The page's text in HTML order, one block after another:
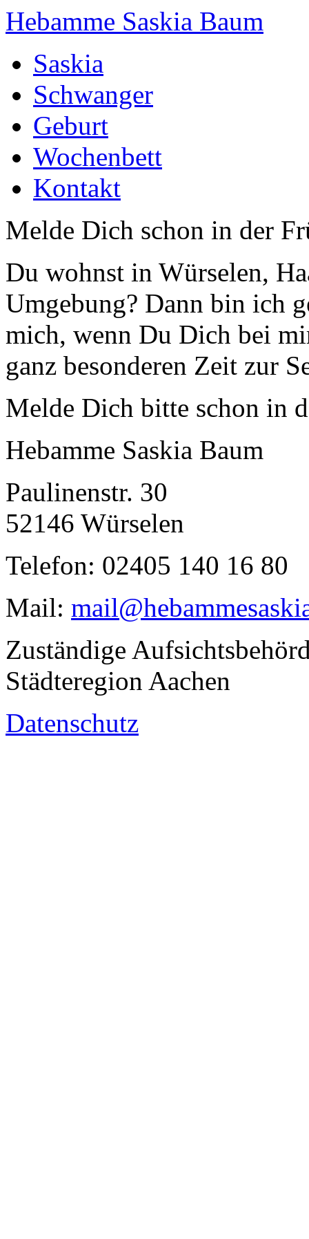
Hebamme Saskia Baum
Saskia
Schwanger
Geburt
Wochenbett
Kontakt
Melde Dich schon in der
Du wohnst in Würselen,
Umgebung? Dann bin ich
mich, wenn Du Dich bei
ganz besonderen Zeit zur
Melde Dich bitte schon in
Hebamme Saskia Baum
Paulinenstr. 30
52146 Würselen
Telefon: 02405 140 16 80
Mail:
Zuständige
Städteregion Aachen
Datenschutz